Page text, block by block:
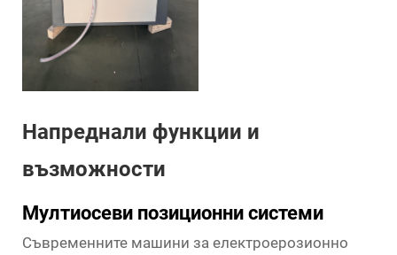
Напреднали функции и
възможности
Мултиосеви позиционни системи
Съвременните машини за електроерозионно